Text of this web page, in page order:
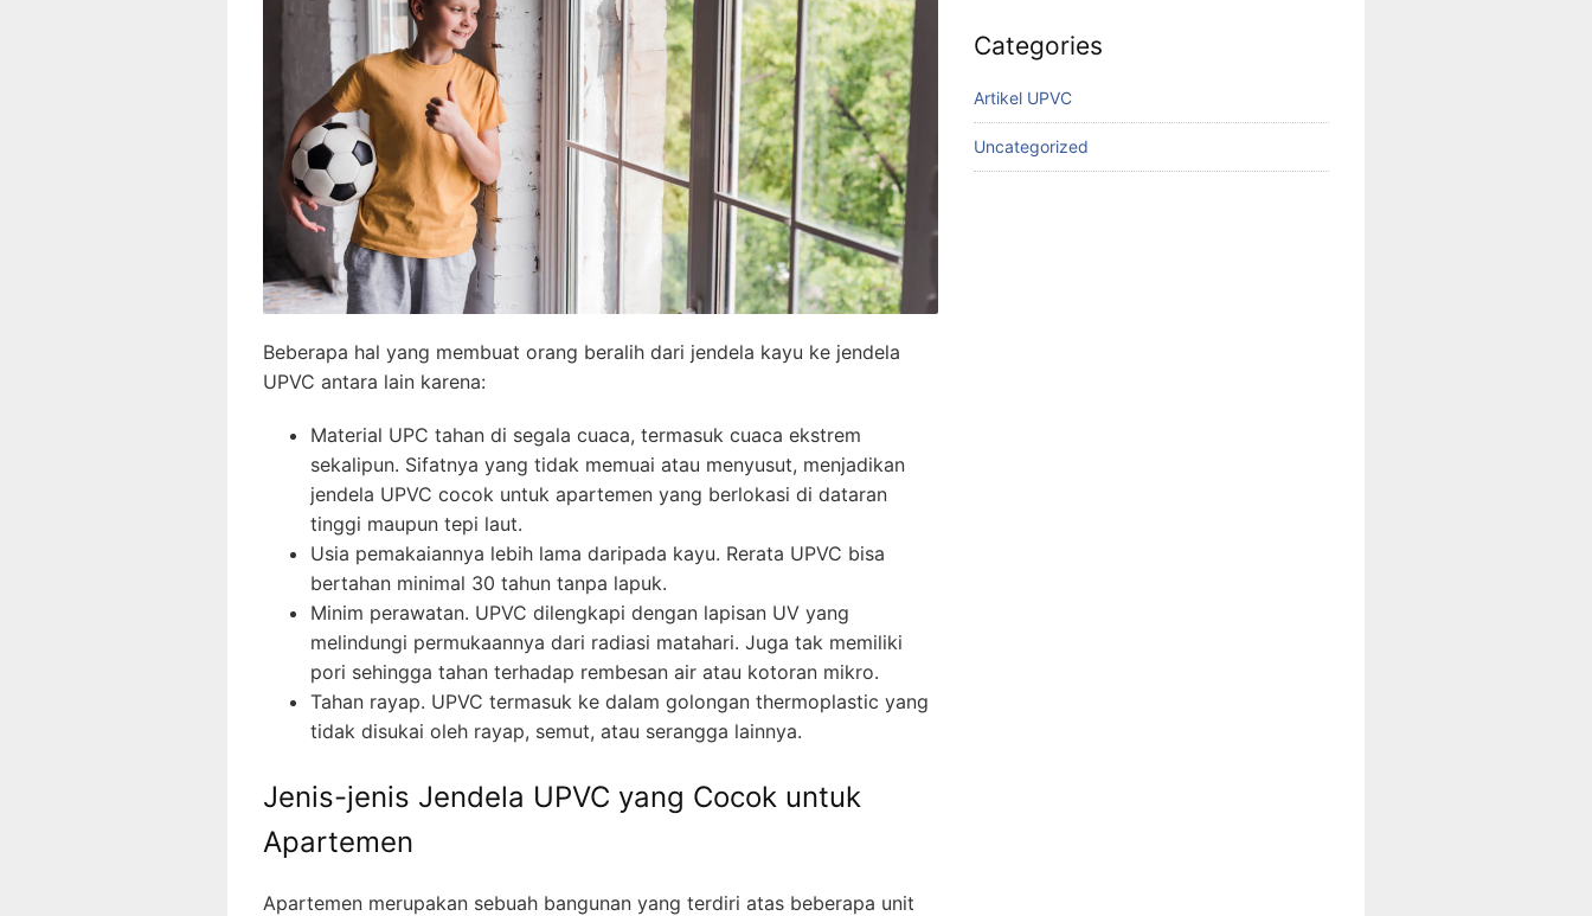
Beberapa hal yang membuat orang beralih dari jendela kayu ke jendela
UPVC antara lain karena:
Material UPC tahan di segala cuaca, termasuk cuaca ekstrem
sekalipun. Sifatnya yang tidak memuai atau menyusut, menjadikan
jendela UPVC cocok untuk apartemen yang berlokasi di dataran
tinggi maupun tepi laut.
Usia pemakaiannya lebih lama daripada kayu. Rerata UPVC bisa
bertahan minimal 30 tahun tanpa lapuk.
Minim perawatan. UPVC dilengkapi dengan lapisan UV yang
melindungi permukaannya dari radiasi matahari. Juga tak memiliki
pori sehingga tahan terhadap rembesan air atau kotoran mikro.
Tahan rayap. UPVC termasuk ke dalam golongan thermoplastic yang
tidak disukai oleh rayap, semut, atau serangga lainnya.
Jenis-jenis Jendela UPVC yang Cocok untuk
Apartemen
Apartemen merupakan sebuah bangunan yang terdiri atas beberapa unit
Categories
Artikel UPVC
Uncategorized